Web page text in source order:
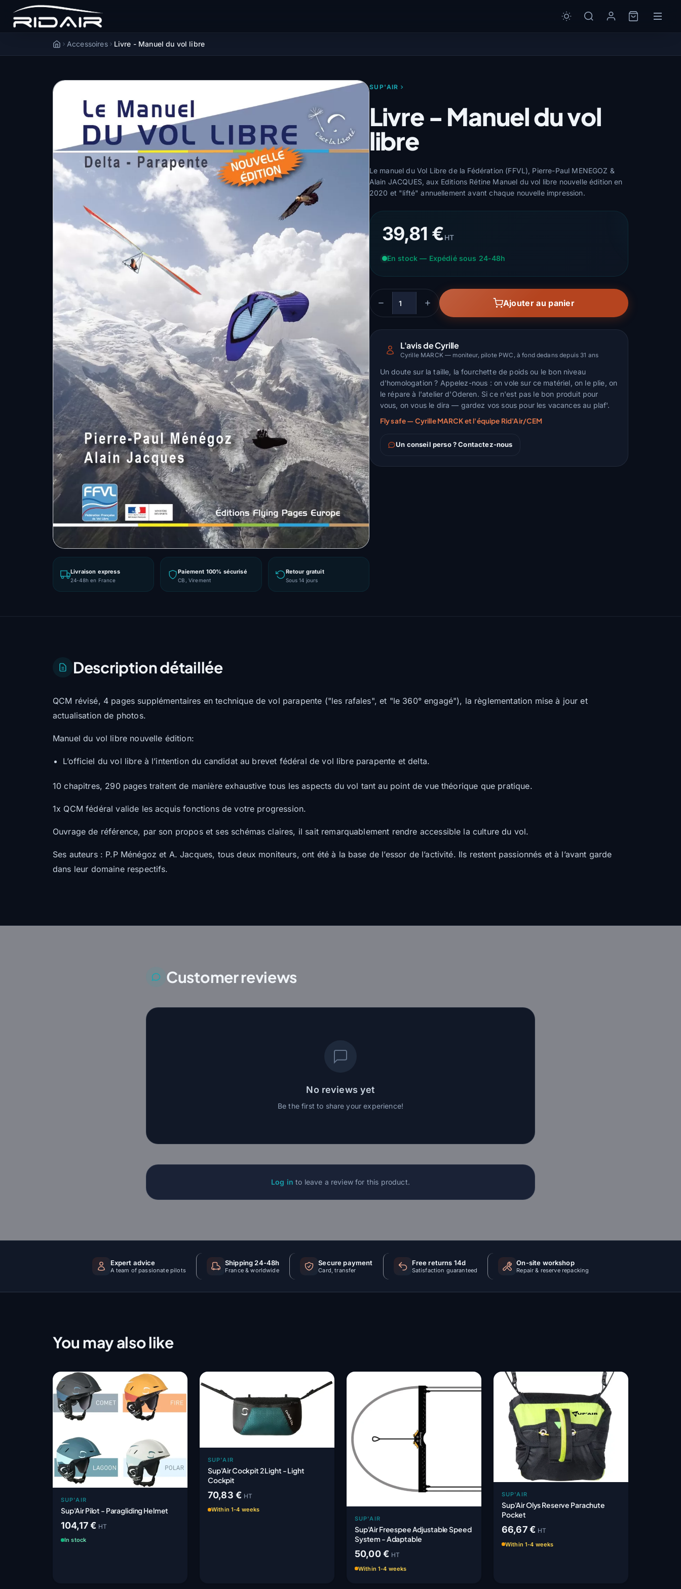
AccueilAccessoires Livre - Manuel du vol libre
Livraison express
24-48h en France
Paiement 100% sécurisé
CB, Virement
Retour gratuit
Sous 14 jours
SUP'AIR
Livre - Manuel du vol
libre
Le manuel du Vol Libre de la Fédération (FFVL), Pierre-Paul MENEGOZ &
Alain JACQUES, aux Editions Rétine Manuel du vol libre nouvelle édition en
2020 et "lifté" annuellement avant chaque nouvelle impression.
39,81 €HT
En stock — Expédié sous 24-48h
Quantité
Ajouter au panier
L'avis de Cyrille
Cyrille MARCK — moniteur, pilote PWC, à fond dedans depuis 31 ans
Un doute sur la taille, la fourchette de poids ou le bon niveau
d'homologation ? Appelez-nous : on vole sur ce matériel, on le plie, on
le répare à l'atelier d'Oderen. Si ce n'est pas le bon produit pour
vous, on vous le dira — gardez vos sous pour les vacances au plaf'.
Fly safe — Cyrille MARCK et l'équipe Rid'Air/CEM
Un conseil perso ? Contactez-nous
Description détaillée
QCM révisé, 4 pages supplémentaires en technique de vol parapente ("les rafales", et "le 360° engagé"), la règlementation mise à jour et
actualisation de photos.
Manuel du vol libre nouvelle édition:
L’officiel du vol libre à l’intention du candidat au brevet fédéral de vol libre parapente et delta.
10 chapitres, 290 pages traitent de manière exhaustive tous les aspects du vol tant au point de vue théorique que pratique.
1x QCM fédéral valide les acquis fonctions de votre progression.
Ouvrage de référence, par son propos et ses schémas claires, il sait remarquablement rendre accessible la culture du vol.
Ses auteurs : P.P Ménégoz et A. Jacques, tous deux moniteurs, ont été à la base de l’essor de l’activité. Ils restent passionnés et à l’avant garde
dans leur domaine respectifs.
Customer reviews
No reviews yet
Be the first to share your experience!
Log in to leave a review for this product.
Expert advice
A team of passionate pilots
Shipping 24-48h
France & worldwide
Secure payment
Card, transfer
Free returns 14d
Satisfaction guaranteed
On-site workshop
Repair & reserve repacking
You may also like
SUP'AIR
Sup'Air Pilot - Paragliding Helmet
104,17 € HT
In stock
SUP'AIR
Sup'Air Cockpit 2 Light - Light
Cockpit
70,83 € HT
Within 1-4 weeks
SUP'AIR
Sup'Air Freespee Adjustable Speed
System - Adaptable
50,00 € HT
Within 1-4 weeks
SUP'AIR
Sup'Air Olys Reserve Parachute
Pocket
66,67 € HT
Within 1-4 weeks